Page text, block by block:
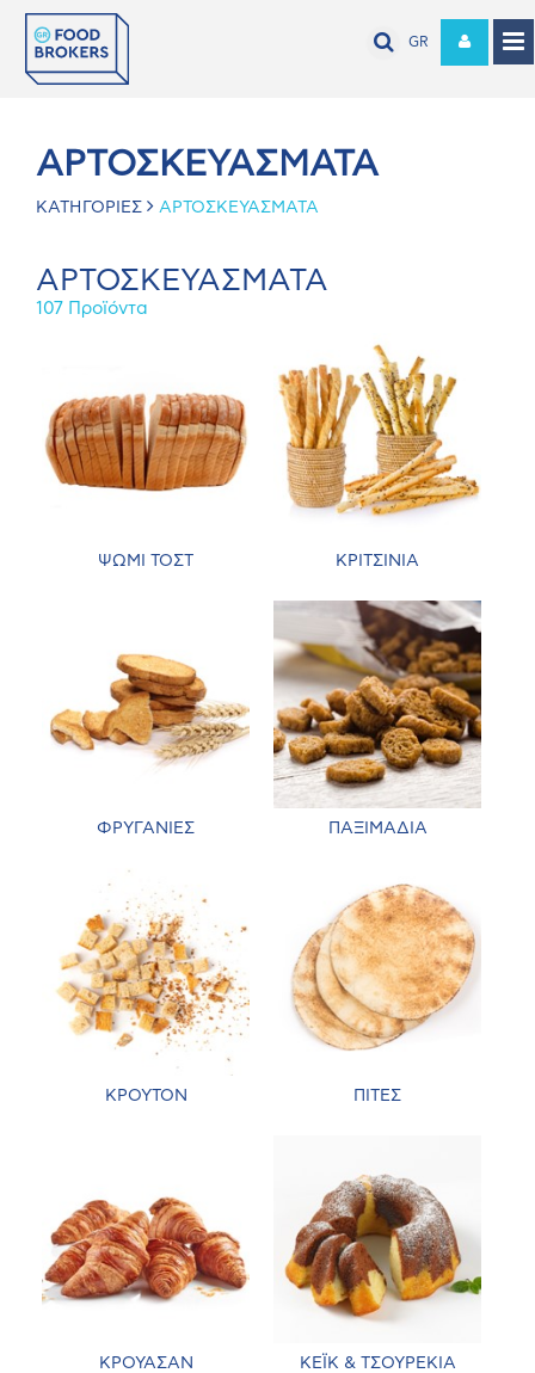
GR
ΑΡΤΟΣΚΕΥΑΣΜΑΤΑ
ΚΑΤΗΓΟΡΙΕΣ ΑΡΤΟΣΚΕΥΑΣΜΑΤΑ
ΑΡΤΟΣΚΕΥΑΣΜΑΤΑ
107 Προϊόντα
ΨΩΜΙ ΤΟΣΤ ΚΡΙΤΣΙΝΙΑ
ΦΡΥΓΑΝΙΕΣ ΠΑΞΙΜΑΔΙΑ
ΚΡΟΥΤΟΝ ΠΙΤΕΣ
ΚΡΟΥΑΣΑΝ ΚΕΪΚ & ΤΣΟΥΡΕΚΙΑ